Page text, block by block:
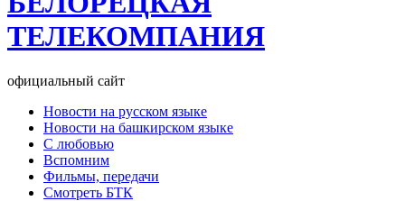
ТЕЛЕКОМПАНИЯ
официальный сайт
Новости на русском языке
Новости на башкирском языке
С любовью
Вспомним
Фильмы, передачи
Смотреть БТК